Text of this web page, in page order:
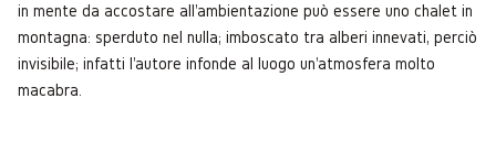
in mente da accostare all'ambientazione può essere uno chalet in
montagna: sperduto nel nulla; imboscato tra alberi innevati, perciò
invisibile; infatti l'autore infonde al luogo un'atmosfera molto
macabra.